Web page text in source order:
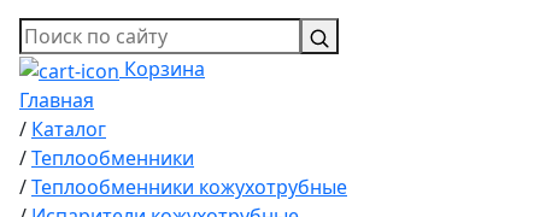
Корзина
Главная
/ Каталог
/Теплообменники
/Теплообменники кожухотрубные